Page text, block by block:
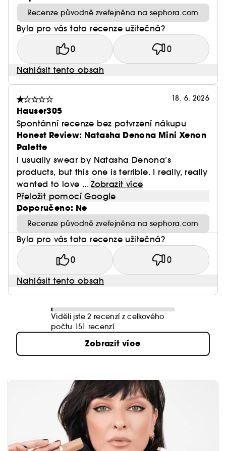
Recenze původně zveřejněna na sephora.com
Byla pro vás tato recenze užitečná?
0 0
Nahlásit tento obsah
18. 6. 2026
Hauser305
Spontánní recenze bez potvrzení nákupu
Honest Review: Natasha Denona Mini Xenon
Palette
I usually swear by Natasha Denona’s
products, but this one is terrible. I really, really
wanted to love ... Zobrazit více
Přeložit pomocí Google
Doporučeno: Ne
Recenze původně zveřejněna na sephora.com
Byla pro vás tato recenze užitečná?
0 0
Nahlásit tento obsah
Viděli jste 2 recenzí z celkového
počtu 151 recenzí.
Zobrazit více